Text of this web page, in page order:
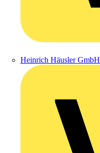
Heinrich Häusler GmbH